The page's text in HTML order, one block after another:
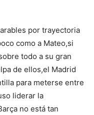
por trayectoria
como a Mateo,si
todo a su gran
de ellos,el Madrid
para meterse entre
liderar la
no está tan